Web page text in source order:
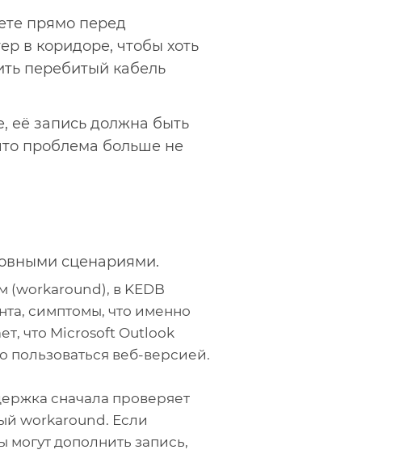
прямо перед
в коридоре, чтобы хоть
перебитый кабель
её запись должна быть
проблема больше не
сценариями.
(workaround), в KEDB
симптомы, что именно
что Microsoft Outlook
пользоваться веб-версией.
сначала проверяет
workaround. Если
дополнить запись,